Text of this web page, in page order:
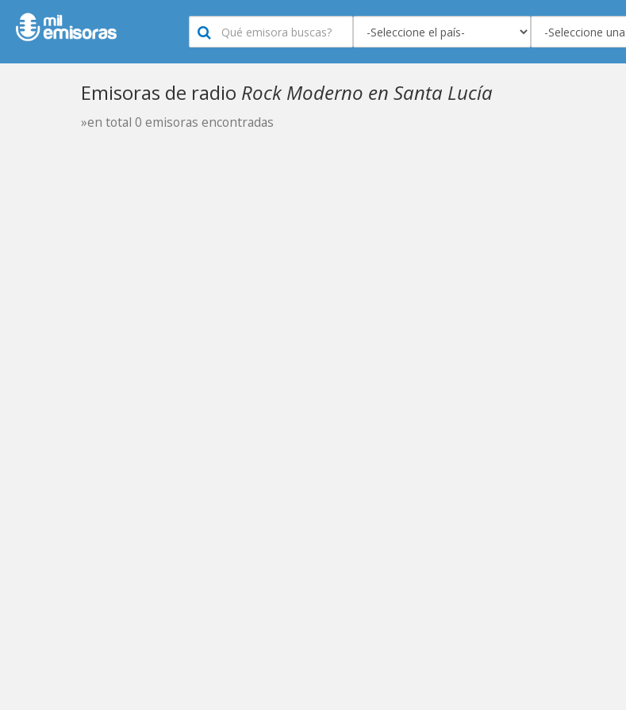
Emisoras de radio Rock Moderno en Santa Lucía
»en total 0 emisoras encontradas